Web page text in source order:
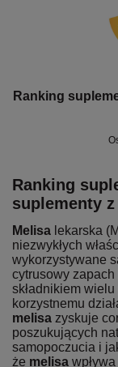
Ranking
Ranking
suplementy
Melisa lekarska
niezwykłych
wykorzystywane
cytrusowy zapach
składnikiem
korzystnemu
melisa zyskuje
poszukujących
samopoczucia i
że melisa